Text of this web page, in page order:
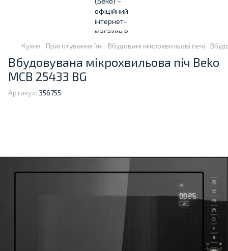
Кухня Приготування їжі Вбудовані мікрохвильові печі
Вбудовувана мікрохвильова піч Beko
MCB 25433 BG
Артикул: 356755